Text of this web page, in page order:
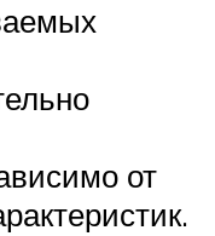
от